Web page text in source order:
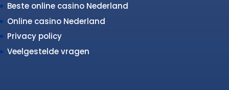
Beste online casino Nederland
Online casino Nederland
Privacy policy
Veelgestelde vragen